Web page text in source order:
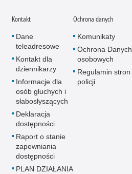
Kontakt
Dane
teleadresowe
Kontakt dla
dziennikarzy
Informacje dla
osób głuchych i
słabosłyszących
Deklaracja
dostępności
Raport o stanie
zapewniania
dostępności
PLAN DZIAŁANIA
Ochrona danych
Komunikaty
Ochrona Danych
osobowych
Regulamin stron
policji